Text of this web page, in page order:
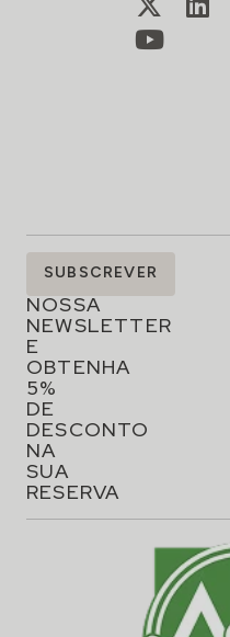
SUBSCREVA
NOSSA
NEWSLETTER
E
OBTENHA
5%
DE
DESCONTO
NA
SUA
RESERVA
SUBSCREVER